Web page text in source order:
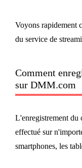
Voyons rapidement
du service de
Comment
sur DMM.com
L'enregistrement du
effectué sur
smartphones, les